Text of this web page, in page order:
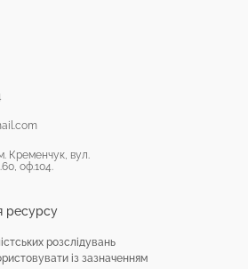
ресурсу
розслідувань
із зазначенням
Кременчук, вул.
оф.104.